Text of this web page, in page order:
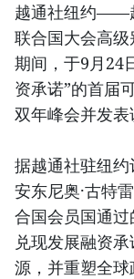
越通社纽约——
联合国大会高
期间，于9月24
资承诺”的首届
双年峰会并发表
据越通社驻纽
安东尼奥·古特
合国会员国通
兑现发展融资
源，并重塑全